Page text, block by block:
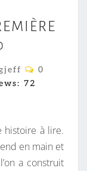
C
A
I
R
E
0
72
histoire à lire.
en main et
a construit